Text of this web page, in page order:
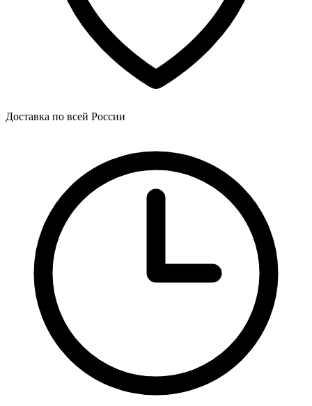
Доставка по всей России